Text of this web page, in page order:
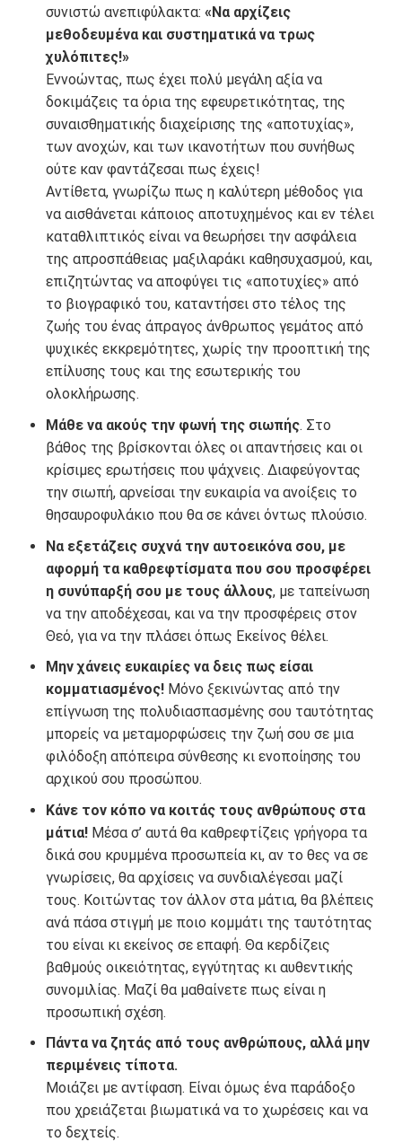
συνιστώ ανεπιφύλακτα: «Να αρχίζεις
μεθοδευμένα και συστηματικά να τρως
χυλόπιτες!»
Εννοώντας, πως έχει πολύ μεγάλη αξία να
δοκιμάζεις τα όρια της εφευρετικότητας, της
συναισθηματικής διαχείρισης της «αποτυχίας»,
των ανοχών, και των ικανοτήτων που συνήθως
ούτε καν φαντάζεσαι πως έχεις!
Αντίθετα, γνωρίζω πως η καλύτερη μέθοδος για
να αισθάνεται κάποιος αποτυχημένος και εν τέλει
καταθλιπτικός είναι να θεωρήσει την ασφάλεια
της απροσπάθειας μαξιλαράκι καθησυχασμού, και,
επιζητώντας να αποφύγει τις «αποτυχίες» από
το βιογραφικό του, καταντήσει στο τέλος της
ζωής του ένας άπραγος άνθρωπος γεμάτος από
ψυχικές εκκρεμότητες, χωρίς την προοπτική της
επίλυσης τους και της εσωτερικής του
ολοκλήρωσης.
Μάθε να ακούς την φωνή της σιωπής. Στο
βάθος της βρίσκονται όλες οι απαντήσεις και οι
κρίσιμες ερωτήσεις που ψάχνεις. Διαφεύγοντας
την σιωπή, αρνείσαι την ευκαιρία να ανοίξεις το
θησαυροφυλάκιο που θα σε κάνει όντως πλούσιο.
Να εξετάζεις συχνά την αυτοεικόνα σου, με
αφορμή τα καθρεφτίσματα που σου προσφέρει
η συνύπαρξή σου με τους άλλους, με ταπείνωση
να την αποδέχεσαι, και να την προσφέρεις στον
Θεό, για να την πλάσει όπως Εκείνος θέλει.
Μην χάνεις ευκαιρίες να δεις πως είσαι
κομματιασμένος!Μόνο ξεκινώντας από την
επίγνωση της πολυδιασπασμένης σου ταυτότητας
μπορείς να μεταμορφώσεις την ζωή σου σε μια
φιλόδοξη απόπειρα σύνθεσης κι ενοποίησης του
αρχικού σου προσώπου.
Κάνε τον κόπο να κοιτάς τους ανθρώπους στα
μάτια!Μέσα σ’ αυτά θα καθρεφτίζεις γρήγορα τα
δικά σου κρυμμένα προσωπεία κι, αν το θες να σε
γνωρίσεις, θα αρχίσεις να συνδιαλέγεσαι μαζί
τους. Κοιτώντας τον άλλον στα μάτια, θα βλέπεις
ανά πάσα στιγμή με ποιο κομμάτι της ταυτότητας
του είναι κι εκείνος σε επαφή. Θα κερδίζεις
βαθμούς οικειότητας, εγγύτητας κι αυθεντικής
συνομιλίας. Μαζί θα μαθαίνετε πως είναι η
προσωπική σχέση.
Πάντα να ζητάς από τους ανθρώπους, αλλά μην
περιμένεις τίποτα.
Μοιάζει με αντίφαση. Είναι όμως ένα παράδοξο
που χρειάζεται βιωματικά να το χωρέσεις και να
το δεχτείς.